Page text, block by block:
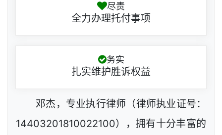
尽责
全力办理托付事项
务实
扎实维护胜诉权益
邓杰，专业执行律师（律师执业证号：
14403201810022100），拥有十分丰富的